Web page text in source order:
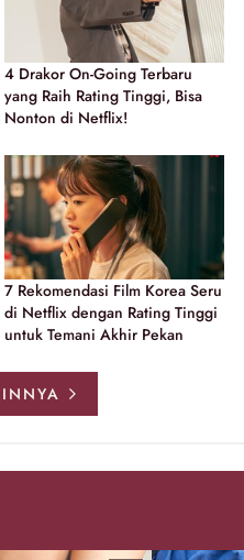
4 Drakor On-Going Terbaru
yang Raih Rating Tinggi, Bisa
Nonton di Netflix!
7 Rekomendasi Film Korea Seru
di Netflix dengan Rating Tinggi
untuk Temani Akhir Pekan